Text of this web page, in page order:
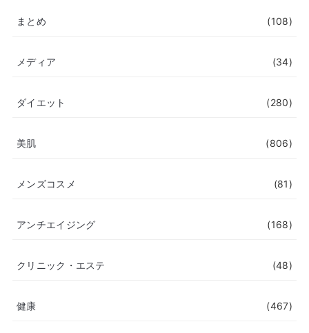
まとめ (108)
メディア (34)
ダイエット (280)
美肌 (806)
メンズコスメ (81)
アンチエイジング (168)
クリニック・エステ (48)
健康 (467)